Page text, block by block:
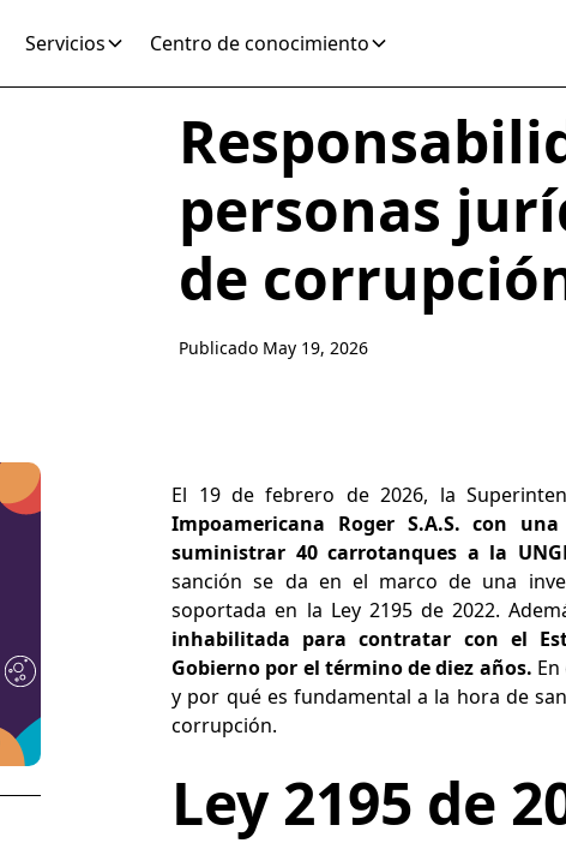
Servicios Centro de conocimiento
personas
de
Publicado May 19, 2026
El 19 de febrero de 2026, la
Impoamericana Roger S.A.S. con
suministrar 40 carrotanques a la
sanción se da en el marco de una
soportada en la Ley 2195 de 2022.
inhabilitada para contratar con el
Gobierno por el término de diez años.
y por qué es fundamental a la hora de
corrupción.
Ley 2195 de